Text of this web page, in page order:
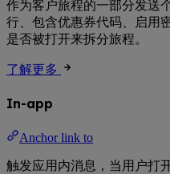
作为客户旅程的一部分发送
行、包含优惠券代码、启用
是否被打开来拆分旅程。
了解更多
In-app
Anchor link to
触发应用内消息，当用户打